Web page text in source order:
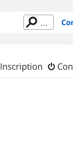
Inscription